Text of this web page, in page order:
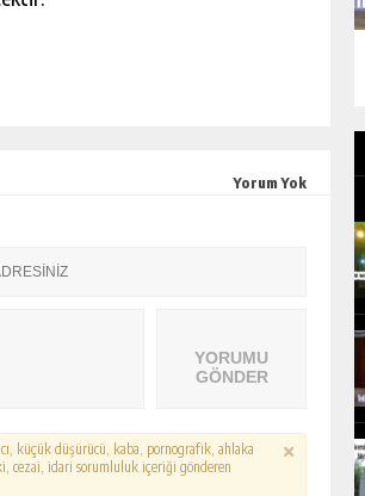
Yorum Yok
YORUMU
GÖNDER
küçük düşürücü, kaba, pornografik, ahlaka
cezai, idari sorumluluk içeriği gönderen